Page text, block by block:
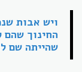
ויש אבות
החינוך שהם
שהייתה שם